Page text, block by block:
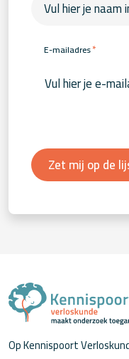
E-mailadres*
Zet mij op de
Op Kennispoort